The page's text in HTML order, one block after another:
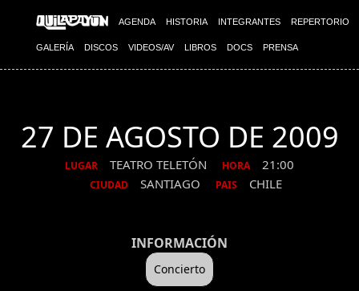
AGENDA HISTORIA INTEGRANTES REPERTORIO
GALERÍA DISCOS VIDEOS/AV LIBROS DOCS PRENSA
27 DE AGOSTO DE 2009
LUGAR TEATRO TELETÓN HORA 21:00
CIUDAD SANTIAGO PAIS CHILE
INFORMACIÓN
Concierto